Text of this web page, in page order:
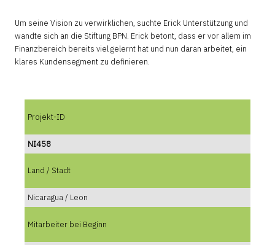
Um seine Vision zu verwirklichen, suchte Erick Unterstützung und
wandte sich an die Stiftung BPN. Erick betont, dass er vor allem im
Finanzbereich bereits viel gelernt hat und nun daran arbeitet, ein
klares Kundensegment zu definieren.
Projekt-ID
NI458
Land / Stadt
Nicaragua / Leon
Mitarbeiter bei Beginn